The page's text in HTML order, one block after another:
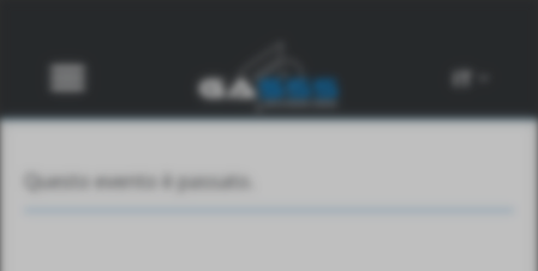
IT
Questo evento è passato.